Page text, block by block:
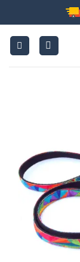
indhold